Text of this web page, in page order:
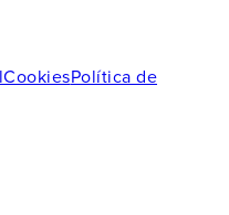
CookiesPolítica de